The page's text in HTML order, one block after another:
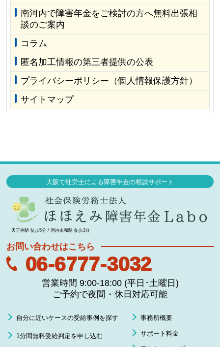
南河内で障害年金をご検討の方へ無料出張相
談のご案内
コラム
匿名加工情報の第三者提供の公表
プライバシーポリシー（個人情報保護方針）
サイトマップ
大阪で社労士による障害年金の相談サポート
天王寺駅 徒歩5分 / 河内永和駅 徒歩3分
お問い合わせはこちら
06-6777-3032
営業時間 9:00-18:00 (平日･土曜日)
ご予約で夜間・休日対応可能
自分に近いケースの受給事例を探す
1分間無料受給判定を申し込む
事務所概要
サポート料金